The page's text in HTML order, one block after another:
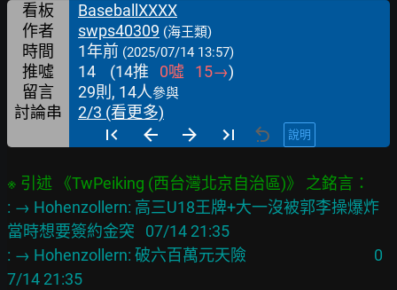
看板
BaseballXXXX
作者
swps40309 (海王類)
時間 1年前 (2025/07/14 13:57)
推噓 14 (14推 0噓 15→)
留言
29則, 14人參與
討論串 2/3 (看更多)
說明
※ 引述 《TwPeiking (西台灣北京自治區)》 之銘言：
: → Hohenzollern: 高三U18王牌+大一沒被郭李操爆炸
當時想要簽約金突   07/14 21:35
: → Hohenzollern: 破六百萬元天險                                    0
7/14 21:35